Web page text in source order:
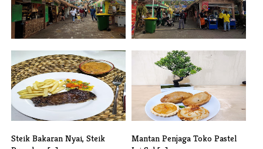
FKS Fase Kedua, Sajikan
Kuliner Jal[...]
Kangen Masakan Kampung,
Kuliner Jal[...]
Steik Bakaran Nyai, Steik
Mantan Penjaga Toko Pastel